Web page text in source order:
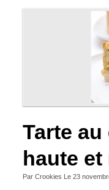
Tarte
haute
Par Crookies Le 23